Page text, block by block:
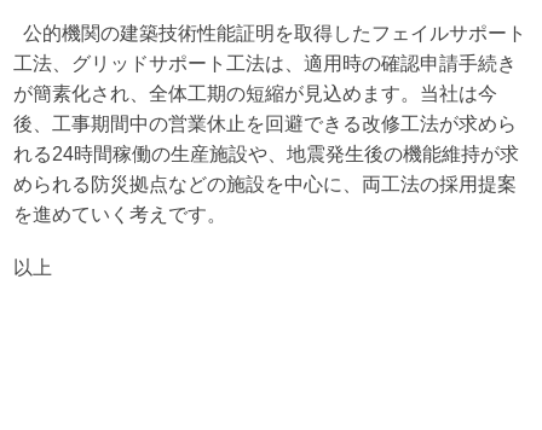
公的機関の建築技術性能証明を取得したフェイルサポート
工法、グリッドサポート工法は、適用時の確認申請手続き
が簡素化され、全体工期の短縮が見込めます。当社は今
後、工事期間中の営業休止を回避できる改修工法が求めら
れる24時間稼働の生産施設や、地震発生後の機能維持が求
められる防災拠点などの施設を中心に、両工法の採用提案
を進めていく考えです。
以上